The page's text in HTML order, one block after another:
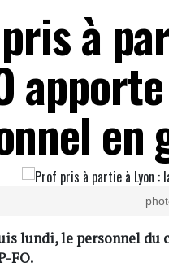
à
en
lundi, le personnel du
FO.